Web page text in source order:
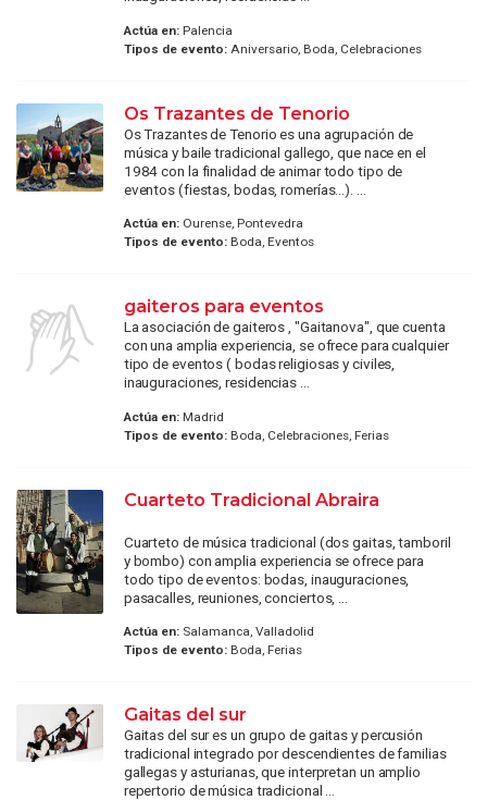
Actúa en:Palencia
Tipos de evento:Aniversario, Boda, Celebraciones
Os Trazantes de Tenorio
Os Trazantes de Tenorio es una agrupación de
música y baile tradicional gallego, que nace en el
1984 con la finalidad de animar todo tipo de
eventos (fiestas, bodas, romerías...). ...
Actúa en:Ourense, Pontevedra
Tipos de evento:Boda, Eventos
gaiteros para eventos
La asociación de gaiteros , "Gaitanova", que cuenta
con una amplia experiencia, se ofrece para cualquier
tipo de eventos ( bodas religiosas y civiles,
inauguraciones, residencias ...
Actúa en:Madrid
Tipos de evento:Boda, Celebraciones, Ferias
Cuarteto Tradicional Abraira
Cuarteto de música tradicional (dos gaitas, tamboril
y bombo) con amplia experiencia se ofrece para
todo tipo de eventos: bodas, inauguraciones,
pasacalles, reuniones, conciertos, ...
Actúa en:Salamanca, Valladolid
Tipos de evento:Boda, Ferias
Gaitas del sur
Gaitas del sur es un grupo de gaitas y percusión
tradicional integrado por descendientes de familias
gallegas y asturianas, que interpretan un amplio
repertorio de música tradicional ...